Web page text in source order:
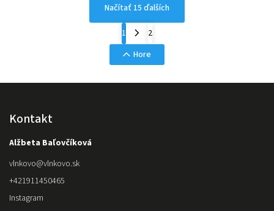
Načítať 15 ďalších
1
2
Hore
Kontakt
Alžbeta Baľovčíková
vlnkovo@vlnkovo.sk
+421911450465
Instagram